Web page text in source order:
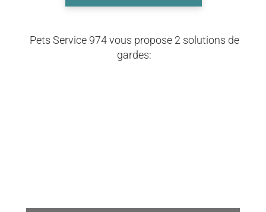
Pets Service 974 vous propose 2 solutions de
gardes: